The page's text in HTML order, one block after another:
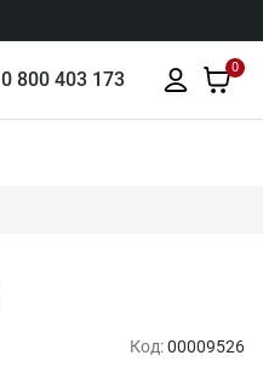
0 800 403 173
0
Код:00009526